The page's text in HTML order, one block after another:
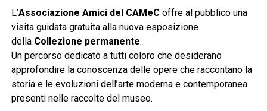
L’Associazione Amici del CAMeC offre al pubblico una
visita guidata gratuita alla nuova esposizione
della Collezione permanente.
Un percorso dedicato a tutti coloro che desiderano
approfondire la conoscenza delle opere che raccontano la
storia e le evoluzioni dell’arte moderna e contemporanea
presenti nelle raccolte del museo.